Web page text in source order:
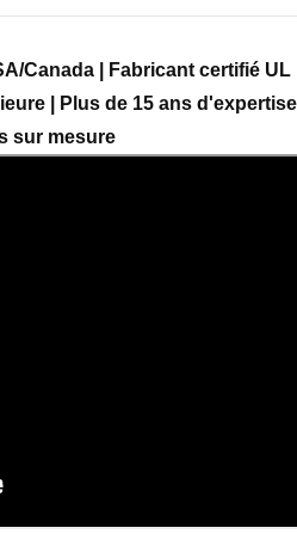
Canada | Fabricant certifié UL
| Plus de 15 ans
sur mesure